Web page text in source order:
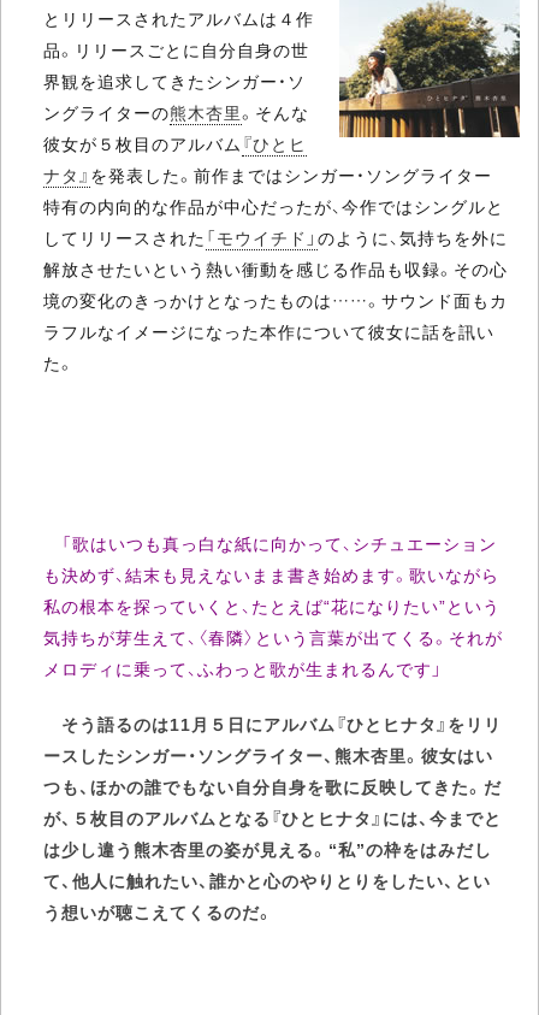
とリリースされたアルバムは４作
品。リリースごとに自分自身の世
界観を追求してきたシンガー・ソ
ングライターの熊木杏里。そんな
彼女が５枚目のアルバム 『ひとヒ
ナタ』 を発表した。前作まではシンガー・ソングライター
特有の内向的な作品が中心だったが、今作ではシングルと
してリリースされた 「モウイチド」 のように、気持ちを外に
解放させたいという熱い衝動を感じる作品も収録。その心
境の変化のきっかけとなったものは……。サウンド面もカ
ラフルなイメージになった本作について彼女に話を訊い
た。
「歌はいつも真っ白な紙に向かって、シチュエーション
も決めず、結末も見えないまま書き始めます。歌いながら
私の根本を探っていくと、たとえば“花になりたい”という
気持ちが芽生えて、〈春隣〉という言葉が出てくる。それが
メロディに乗って、ふわっと歌が生まれるんです」
そう語るのは11月５日にアルバム『ひとヒナタ』をリリ
ースしたシンガー・ソングライター、熊木杏里。彼女はい
つも、ほかの誰でもない自分自身を歌に反映してきた。だ
が、５枚目のアルバムとなる『ひとヒナタ』には、今までと
は少し違う熊木杏里の姿が見える。“私”の枠をはみだし
て、他人に触れたい、誰かと心のやりとりをしたい、とい
う想いが聴こえてくるのだ。